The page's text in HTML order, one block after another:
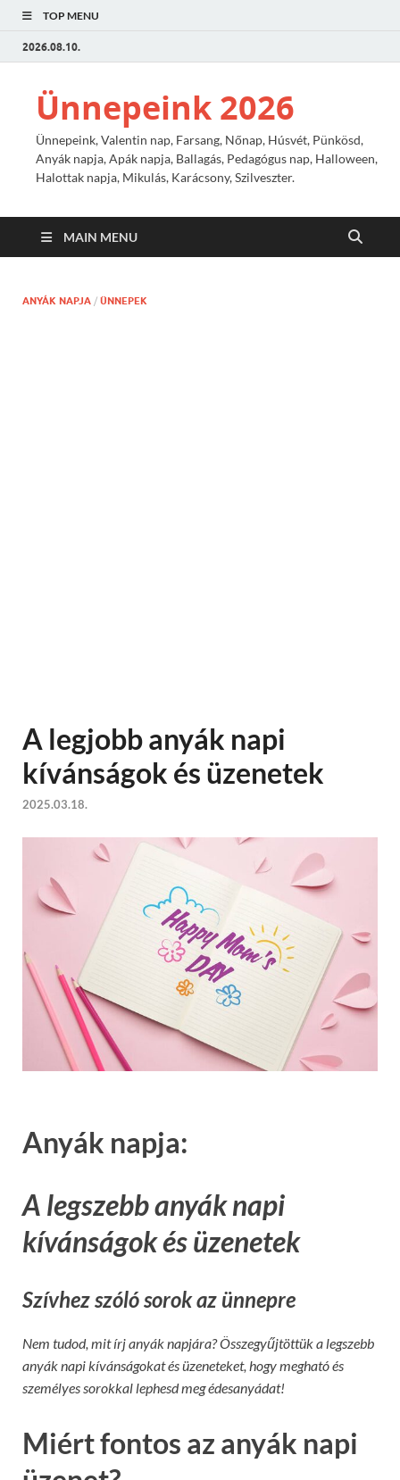
TOP MENU
2026.08.10.
Ünnepeink 2026
Ünnepeink, Valentin nap, Farsang, Nőnap, Húsvét, Pünkösd,
Anyák napja, Apák napja, Ballagás, Pedagógus nap, Halloween,
Halottak napja, Mikulás, Karácsony, Szilveszter.
MAIN MENU
ANYÁK NAPJA / ÜNNEPEK
A legjobb anyák napi
kívánságok és üzenetek
2025.03.18.
Anyák napja:
A legszebb anyák napi
kívánságok és üzenetek
Szívhez szóló sorok az ünnepre
Nem tudod, mit írj anyák napjára? Összegyűjtöttük a legszebb
anyák napi kívánságokat és üzeneteket, hogy megható és
személyes sorokkal lephesd meg édesanyádat!
Miért fontos az anyák napi